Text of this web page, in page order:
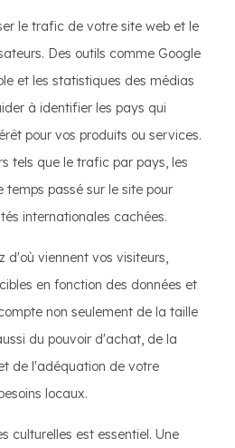
le trafic de votre site web et le
Des outils comme Google
et les statistiques des médias
à identifier les pays qui
pour vos produits ou services.
tels que le trafic par pays, les
passé sur le site pour
internationales cachées.
d'où viennent vos visiteurs,
en fonction des données et
non seulement de la taille
du pouvoir d'achat, de la
de l'adéquation de votre
locaux.
culturelles est essentiel. Une